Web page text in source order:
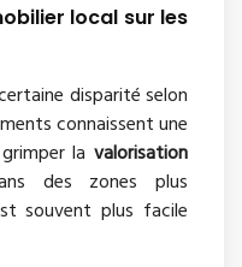
local sur les
disparité selon
connaissent une
la valorisation
des zones plus
souvent plus facile